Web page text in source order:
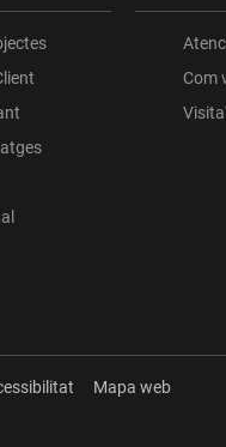
Com
Mapa web